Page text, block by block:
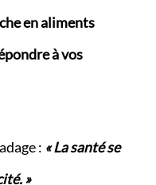
en aliments
à vos
: « La santé se
»